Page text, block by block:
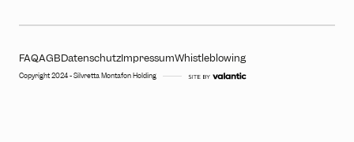
Copyright 2024 - Silvretta Montafon Holding
FAQAGBDatenschutzImpressumWhistleblowing